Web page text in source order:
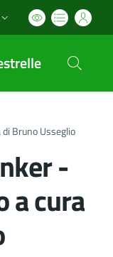
attiva:
Bruno Usseglio
-
a cura